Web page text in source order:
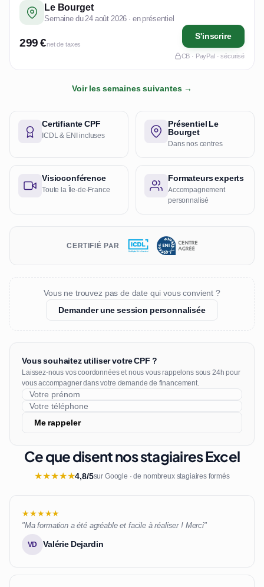
Le Bourget
Semaine du 24 août 2026 · en présentiel
299 €net de taxes
S'inscrire
CB · PayPal · sécurisé
Voir les semaines suivantes →
Certifiante CPF
ICDL & ENI incluses
Présentiel Le
Bourget
Dans nos centres
Visioconférence
Toute la Île-de-France
Formateurs experts
Accompagnement
personnalisé
CERTIFIÉ PAR
Vous ne trouvez pas de date qui vous convient ?
Demander une session personnalisée
Vous souhaitez utiliser votre CPF ?
Laissez-nous vos coordonnées et nous vous rappelons sous 24h pour
vous accompagner dans votre demande de financement.
Me rappeler
Ce que disent nos stagiaires Excel
★★★★★4,8/5sur Google · de nombreux stagiaires formés
★★★★★
"Ma formation a été agréable et facile à réaliser ! Merci"
VD Valérie Dejardin